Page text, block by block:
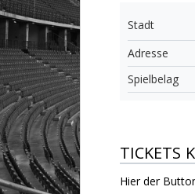
Stadt
Adresse
Spielbelag
TICKETS
Hier der